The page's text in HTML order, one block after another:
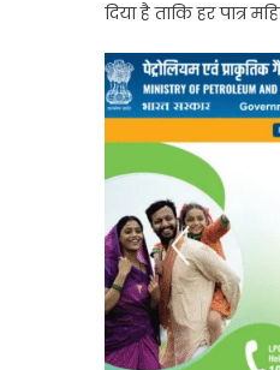
दिया है ताकि हर पात्र